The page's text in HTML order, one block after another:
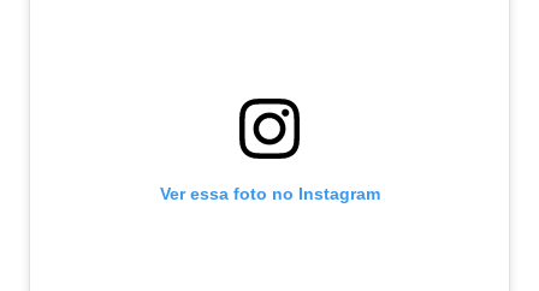
Ver essa foto no Instagram